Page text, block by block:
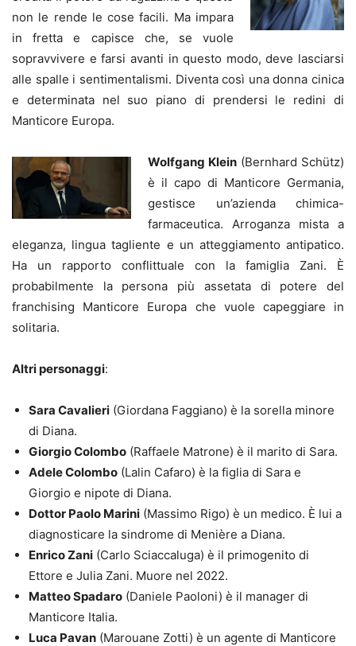
non le rende le cose facili. Ma impara
in fretta e capisce che, se vuole
sopravvivere e farsi avanti in questo modo, deve lasciarsi
alle spalle i sentimentalismi. Diventa così una donna cinica
e determinata nel suo piano di prendersi le redini di
Manticore Europa.
Wolfgang Klein (Bernhard Schütz)
è il capo di Manticore Germania,
gestisce un’azienda chimica-
farmaceutica. Arroganza mista a
eleganza, lingua tagliente e un atteggiamento antipatico.
Ha un rapporto conflittuale con la famiglia Zani. È
probabilmente la persona più assetata di potere del
franchising Manticore Europa che vuole capeggiare in
solitaria.
Altri personaggi:
Sara Cavalieri (Giordana Faggiano) è la sorella minore
di Diana.
Giorgio Colombo (Raffaele Matrone) è il marito di Sara.
Adele Colombo (Lalin Cafaro) è la figlia di Sara e
Giorgio e nipote di Diana.
Dottor Paolo Marini (Massimo Rigo) è un medico. È lui a
diagnosticare la sindrome di Menière a Diana.
Enrico Zani (Carlo Sciaccaluga) è il primogenito di
Ettore e Julia Zani. Muore nel 2022.
Matteo Spadaro (Daniele Paoloni) è il manager di
Manticore Italia.
Luca Pavan (Marouane Zotti) è un agente di Manticore